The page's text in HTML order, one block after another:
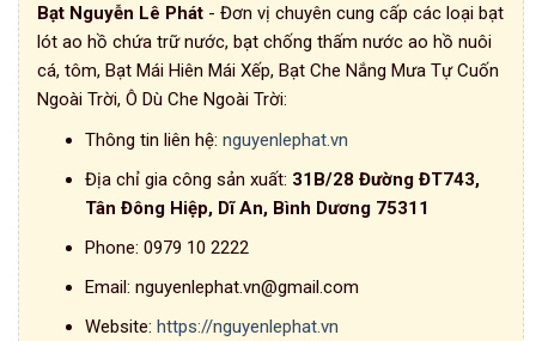
Bạt Nguyễn Lê Phát - Đơn vị chuyên cung cấp các loại bạt
lót ao hồ chứa trữ nước, bạt chống thấm nước ao hồ nuôi
cá, tôm, Bạt Mái Hiên Mái Xếp, Bạt Che Nắng Mưa Tự Cuốn
Ngoài Trời, Ô Dù Che Ngoài Trời:
Thông tin liên hệ: nguyenlephat.vn
Địa chỉ gia công sản xuất: 31B/28 Đường ĐT743,
Tân Đông Hiệp, Dĩ An, Bình Dương 75311
Phone: 0979 10 2222
Email: nguyenlephat.vn@gmail.com
Website: https://nguyenlephat.vn